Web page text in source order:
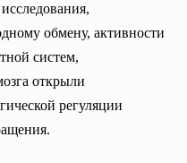
обмену, активности
систем,
открыли
регуляции